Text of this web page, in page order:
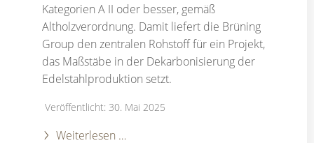
Kategorien A II oder besser, gemäß
Altholzverordnung. Damit liefert die Brüning
Group den zentralen Rohstoff für ein Projekt,
das Maßstäbe in der Dekarbonisierung der
Edelstahlproduktion setzt.
Veröffentlicht: 30. Mai 2025
Weiterlesen …